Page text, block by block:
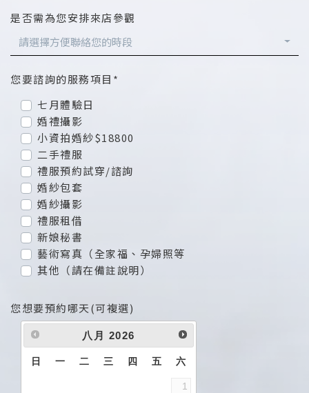
是否需為您安排來店參觀
請選擇方便聯絡您的時段
您要諮詢的服務項目*
七月體驗日
婚禮攝影
小資拍婚紗$18800
二手禮服
禮服預約試穿/諮詢
婚紗包套
婚紗攝影
禮服租借
新娘秘書
藝術寫真（全家福、孕婦照等
其他（請在備註說明）
您想要預約哪天(可複選)
八月 2026
日 一 二 三 四 五 六
1